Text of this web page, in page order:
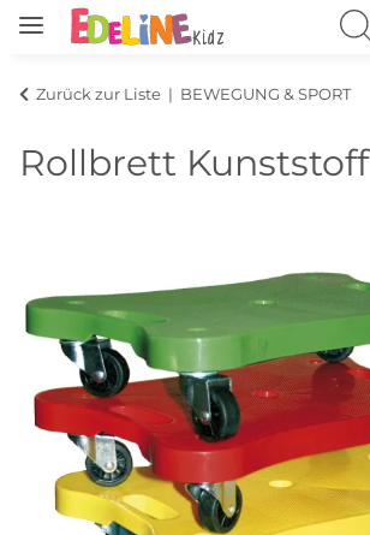
Zurück zur Liste BEWEGUNG & SPORT
Rollbrett Kunststoff